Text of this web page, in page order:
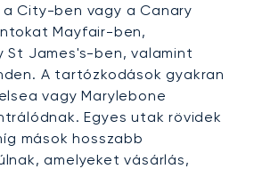
City-ben vagy a Canary
Mayfair-ben,
St James's-ben, valamint
A tartózkodások gyakran
vagy Marylebone
Egyes utak rövidek
mások hosszabb
amelyeket vásárlás,